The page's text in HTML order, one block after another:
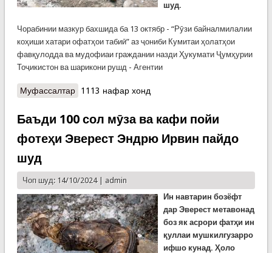
шуд.
Чорабинии мазкур бахшида ба 13 октябр - “Рӯзи байналмилалии
коҳиши хатари офатҳои табиӣ” аз ҷониби Кумитаи ҳолатҳои
фавқулодда ва мудофиаи граждании назди Ҳукумати Ҷумҳурии
Тоҷикистон ва шарикони рушд - Агентии
Муфассалтаро Роҳандозии корҳои соҳилбандӣ ва аксияи
1113 нафар хонд
Баъди 100 сол мӯза ва кафи пойи
фотеҳи Эверест Эндрю Ирвин пайдо
шуд
Чоп шуд: 14/10/2024 | admin
Ин навтарин бозёфт
дар Эверест метавонад
боз як асрори фатҳи ин
қуллаи мушкилгузарро
ифшо кунад. Ҳоло